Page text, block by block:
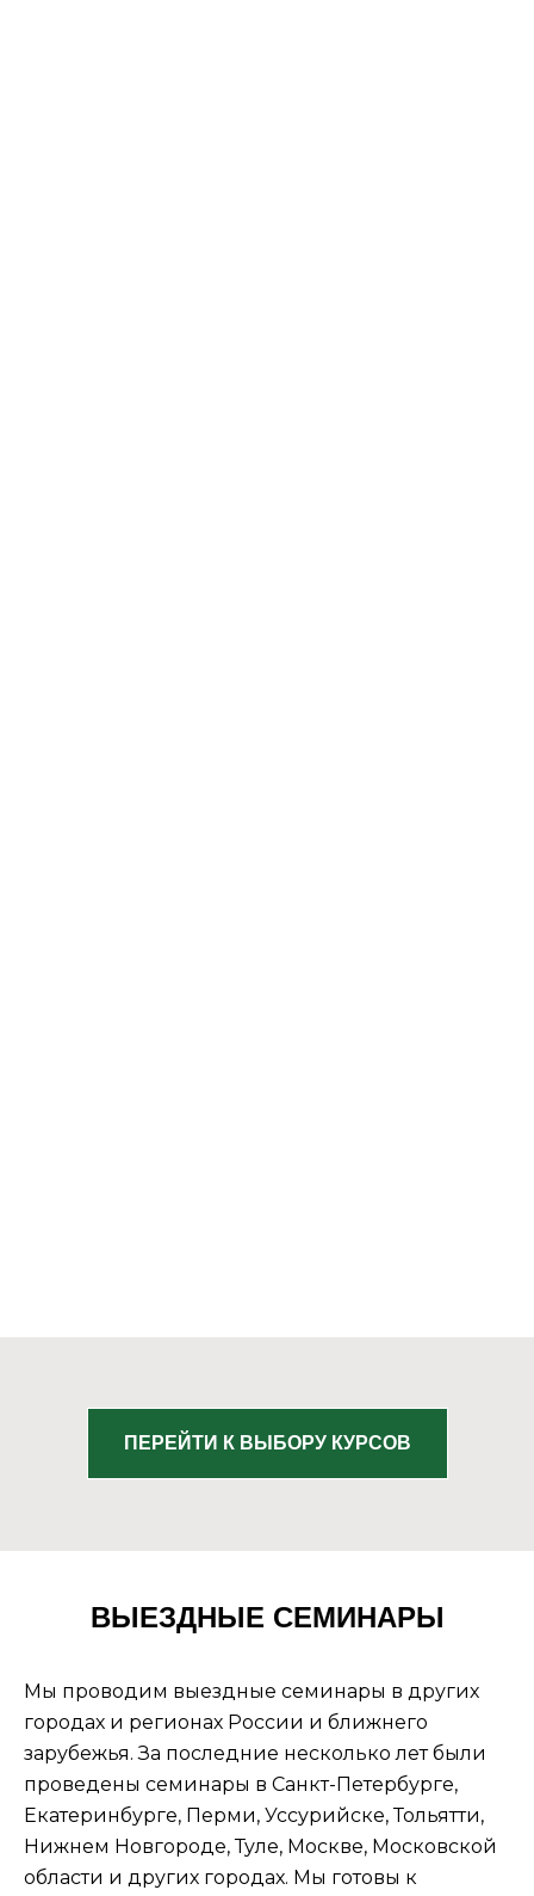
ПЕРЕЙТИ К ВЫБОРУ КУРСОВ
ВЫЕЗДНЫЕ СЕМИНАРЫ
Мы проводим выездные семинары в других
городах и регионах России и ближнего
зарубежья. За последние несколько лет были
проведены семинары в Санкт-Петербурге,
Екатеринбурге, Перми, Уссурийске, Тольятти,
Нижнем Новгороде, Туле, Москве, Московской
области и других городах. Мы готовы к